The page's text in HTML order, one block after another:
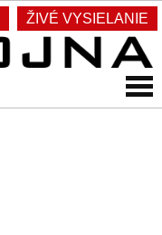
ŽIVÉ VYSIELANIE